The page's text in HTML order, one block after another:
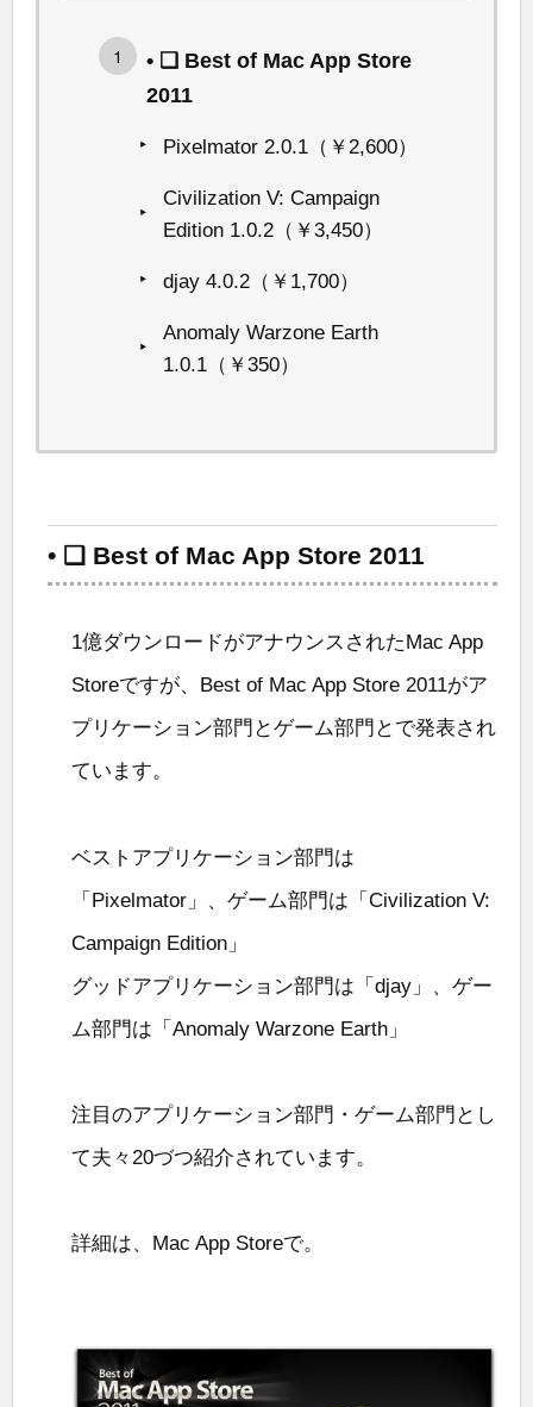
• ❑ Best of Mac App Store
2011
Pixelmator 2.0.1（￥2,600）
Civilization V: Campaign
Edition 1.0.2（￥3,450）
djay 4.0.2（￥1,700）
Anomaly Warzone Earth
1.0.1（￥350）
• ❑ Best of Mac App Store 2011
1億ダウンロードがアナウンスされたMac App
Storeですが、Best of Mac App Store 2011がア
プリケーション部門とゲーム部門とで発表され
ています。
ベストアプリケーション部門は
「Pixelmator」、ゲーム部門は「Civilization V:
Campaign Edition」
グッドアプリケーション部門は「djay」、ゲー
ム部門は「Anomaly Warzone Earth」
注目のアプリケーション部門・ゲーム部門とし
て夫々20づつ紹介されています。
詳細は、Mac App Storeで。